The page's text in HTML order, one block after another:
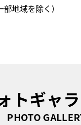
地域を除く）
トギャ
PHOTO